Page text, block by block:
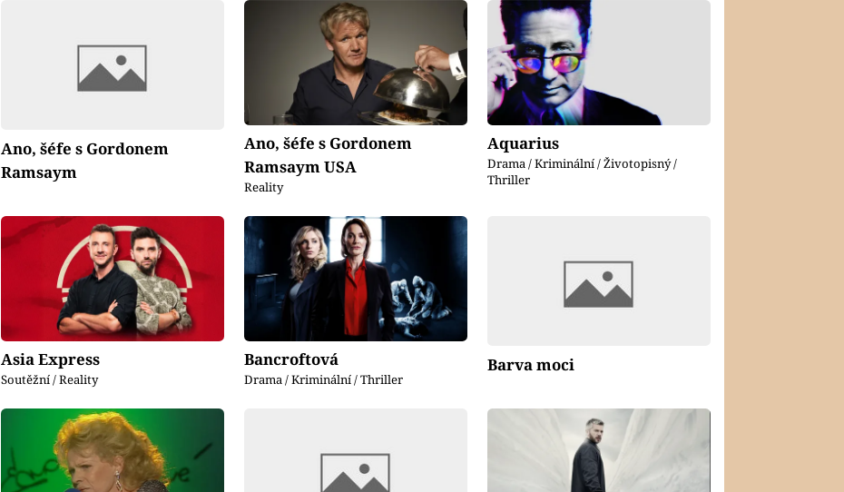
Ano, šéfe s Gordonem
Ramsaym
Ano, šéfe s Gordonem
Ramsaym USA
Reality
Aquarius
Drama / Kriminální / Životopisný /
Thriller
Asia Express
Soutěžní / Reality
Bancroftová
Drama / Kriminální / Thriller
Barva moci